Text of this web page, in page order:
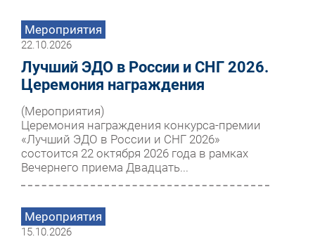
Мероприятия
22.10.2026
Лучший ЭДО в России и СНГ 2026.
Церемония награждения
(Мероприятия)
Церемония награждения конкурса-премии
«Лучший ЭДО в России и СНГ 2026»
состоится 22 октября 2026 года в рамках
Вечернего приема Двадцать...
Мероприятия
15.10.2026